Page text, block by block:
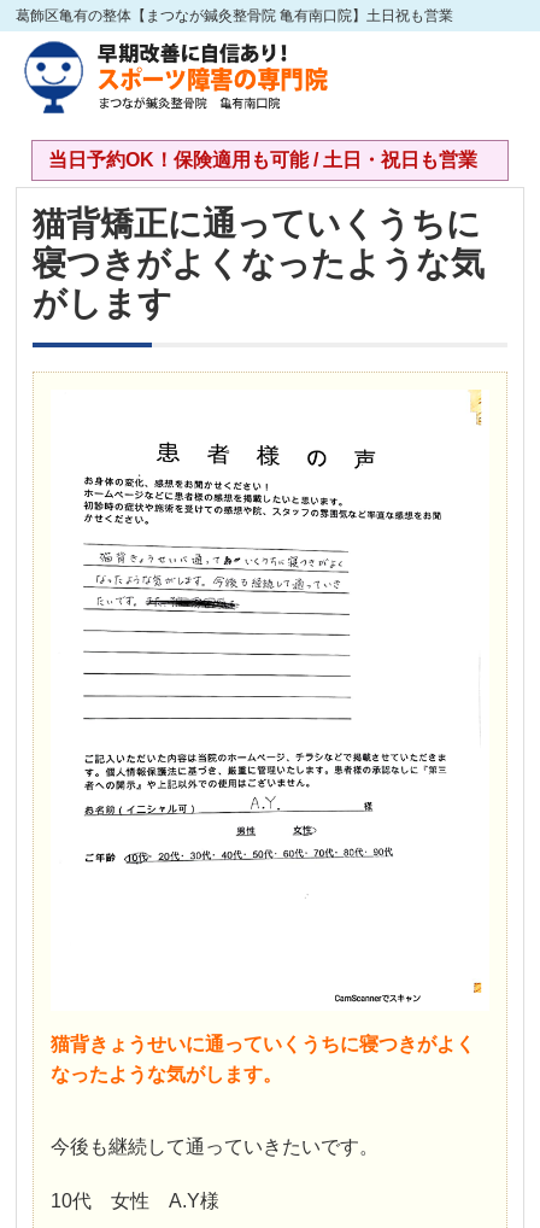
葛飾区亀有の整体【まつなが鍼灸整骨院 亀有南口院】土日祝も営業
当日予約OK！保険適用も可能 / 土日・祝日も営業
猫背矯正に通っていくうちに
寝つきがよくなったような気
がします
猫背きょうせいに通っていくうちに寝つきがよく
なったような気がします。
今後も継続して通っていきたいです。
10代 女性 A.Y様